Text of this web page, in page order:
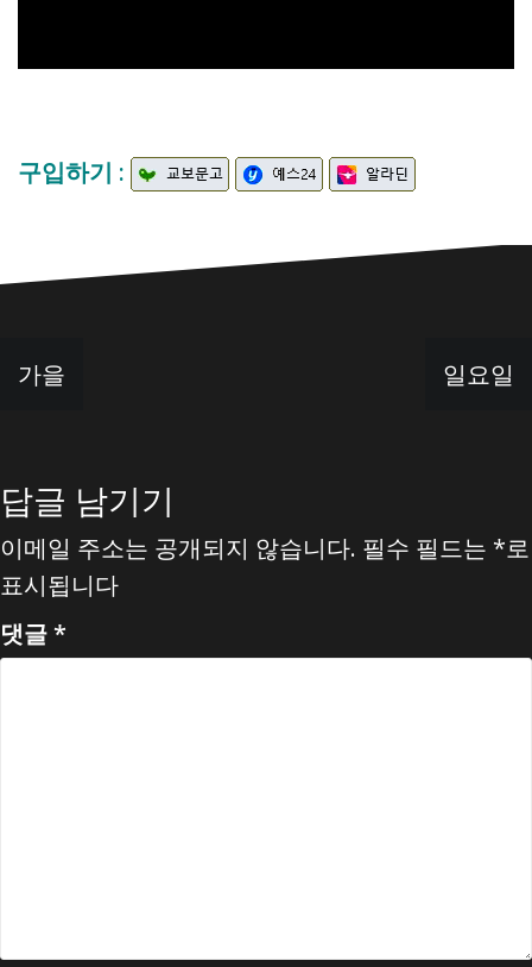
구입하기 :
글
탐가을 일요일
답글 남기기
이메일 주소는 공개되지 않습니다. 필수 필드는 *로
표시됩니다
댓글*